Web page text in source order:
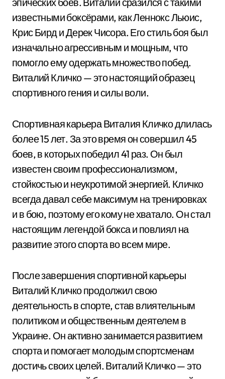
известными боксёрами, как Леннокс Льюис,
Крис Бирд и Дерек Чисора. Его стиль боя был
изначально агрессивным и мощным, что
помогло ему одержать множество побед.
Виталий Кличко — это настоящий образец
спортивного гения и силы воли.
Спортивная карьера Виталия Кличко длилась
более 15 лет. За это время он совершил 45
боев, в которых победил 41 раз. Он был
известен своим профессионализмом,
стойкостью и неукротимой энергией. Кличко
всегда давал себе максимум на тренировках
и в бою, поэтому его кому не хватало. Он стал
настоящим легендой бокса и повлиял на
развитие этого спорта во всем мире.
После завершения спортивной карьеры
Виталий Кличко продолжил свою
деятельность в спорте, став влиятельным
политиком и общественным деятелем в
Украине. Он активно занимается развитием
спорта и помогает молодым спортсменам
достичь своих целей. Виталий Кличко — это